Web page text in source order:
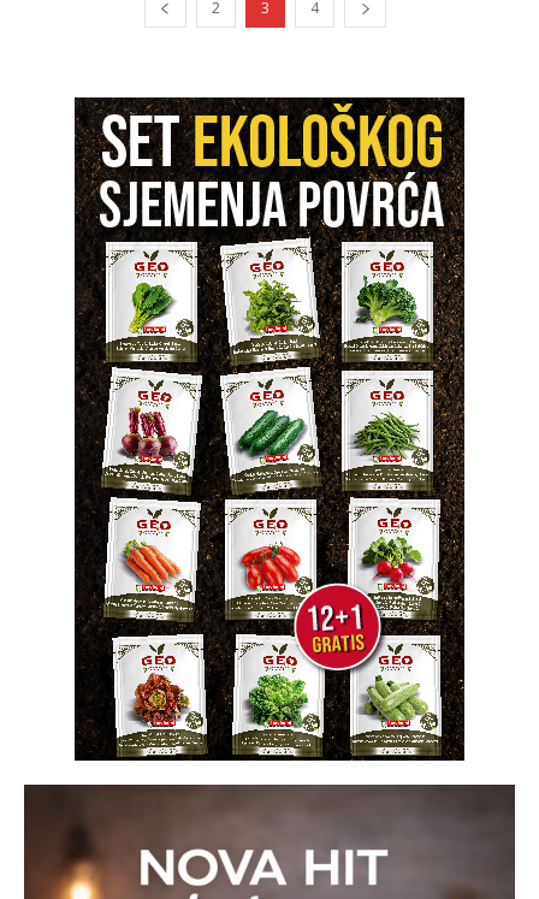
2 3 4